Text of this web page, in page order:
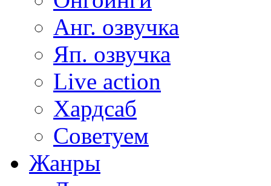
Анг. озвучка
Яп. озвучка
Live action
Хардсаб
Советуем
Жанры